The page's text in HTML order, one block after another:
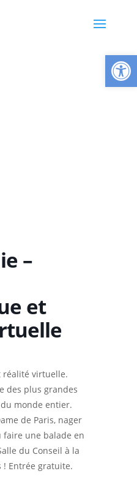
–
et
réalité virtuelle.
des plus grandes
monde entier.
de Paris, nager
faire une balade en
du Conseil à la
! Entrée gratuite.
Ouvrir